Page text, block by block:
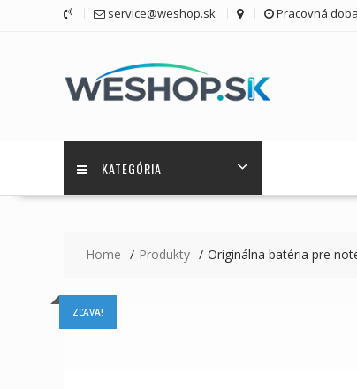
service@weshop.sk Pracovná
KATEGÓRIA
Home Produkty Originálna batéria pre
ZĽAVA!